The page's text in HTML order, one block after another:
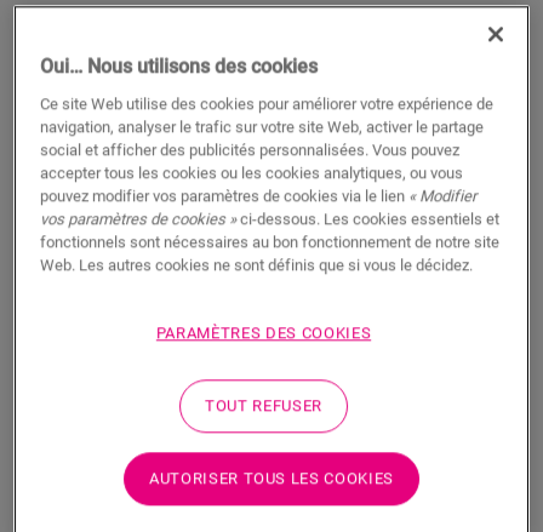
Garantie domestique à vie
Résistant à l’eau
Trouvez un revendeur près de chez
vous
Vous brûlez d’impatience de voir ce sol en vrai ? Vous
vous posez des questions ? Aucun problème ! Il y a
toujours un revendeur à proximité.
RECHERCHER
Pas sûr que ce sol corresponde à votre
Oui… Nous utilisons des cookies
Ce site Web utilise des cookies pour améliorer votre expérience de
navigation, analyser le trafic sur votre site Web, activer le partage
social et afficher des publicités personnalisées. Vous pouvez
accepter tous les cookies ou les cookies analytiques, ou vous
pouvez modifier vos paramètres de cookies via le lien « Modifier
vos paramètres de cookies »ci-dessous. Les cookies essentiels et
fonctionnels sont nécessaires au bon fonctionnement de notre site
Web. Les autres cookies ne sont définis que si vous le décidez.
PARAMÈTRES DES COOKIES
TOUT REFUSER
AUTORISER TOUS LES COOKIES